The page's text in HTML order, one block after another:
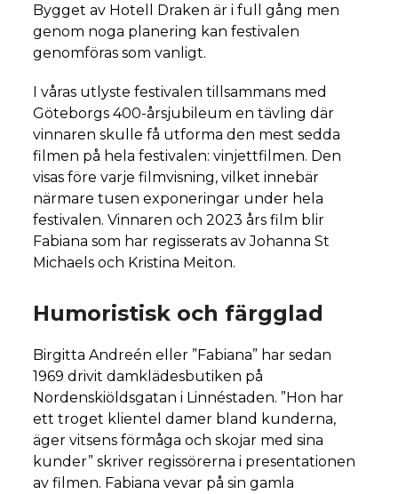
Bygget av Hotell Draken är i full gång men
genom noga planering kan festivalen
genomföras som vanligt.
I våras utlyste festivalen tillsammans med
Göteborgs 400-årsjubileum en tävling där
vinnaren skulle få utforma den mest sedda
filmen på hela festivalen: vinjettfilmen. Den
visas före varje filmvisning, vilket innebär
närmare tusen exponeringar under hela
festivalen. Vinnaren och 2023 års film blir
Fabiana som har regisserats av Johanna St
Michaels och Kristina Meiton.
Humoristisk och färgglad
Birgitta Andreén eller ”Fabiana” har sedan
1969 drivit damklädesbutiken på
Nordenskiöldsgatan i Linnéstaden. ”Hon har
ett troget klientel damer bland kunderna,
äger vitsens förmåga och skojar med sina
kunder” skriver regissörerna i presentationen
av filmen. Fabiana vevar på sin gamla